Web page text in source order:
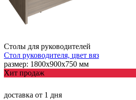
Столы для руководителей
Стол руководителя, цвет вяз
размер: 1800х900х750 мм
Хит продаж
доставка от 1 дня